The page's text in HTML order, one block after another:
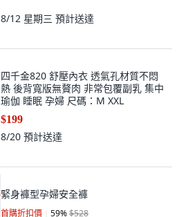
8/12 星期三 預計送達
四千金820 舒壓內衣 透氣孔材質不悶
熱 後背寬版無贅肉 非常包覆副乳 集中
瑜伽 睡眠 孕婦 尺碼：M XXL
$199
8/20 預計送達
緊身褲型孕婦安全褲
首購折扣價 59%$528